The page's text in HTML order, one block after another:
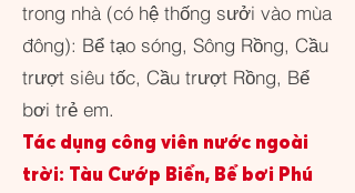
trong nhà (có hệ thống sưởi vào mùa
đông): Bể tạo sóng, Sông Rồng, Cầu
trượt siêu tốc, Cầu trượt Rồng, Bể
bơi trẻ em.
Tác dụng công viên nước ngoài
trời: Tàu Cướp Biển, Bể bơi Phú